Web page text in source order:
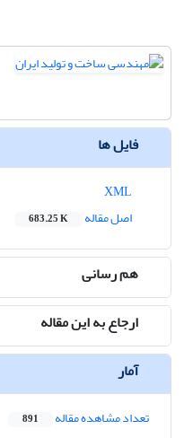
فایل ها
اصل مقاله
683.25 K
هم رسانی
ارجاع به این مقاله
آمار
تعداد مشاهده مقاله 891